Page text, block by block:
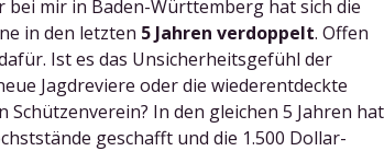
bei mir in Baden-Württemberg hat sich die
in den letzten 5 Jahren verdoppelt. Offen
Ist es das Unsicherheitsgefühl der
Jagdreviere oder die wiederentdeckte
In den gleichen 5 Jahren hat
geschafft und die 1.500 Dollar-